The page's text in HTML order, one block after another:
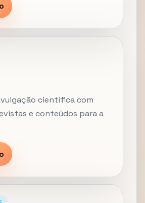
científica com
e conteúdos para a